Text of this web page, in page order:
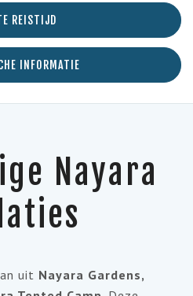
REISTIJD
INFORMATIE
Nayara
uit Nayara Gardens,